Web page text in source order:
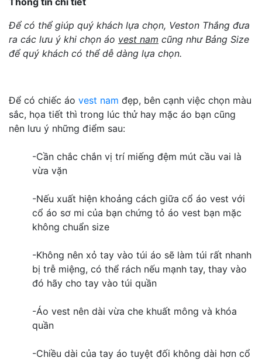
Để có thể giúp quý khách lựa chọn, Veston Thắng đưa
ra các lưu ý khi chọn áo vest nam cũng như Bảng Size
để quý khách có thể dễ dàng lựa chọn.
Để có chiếc áo vest nam đẹp, bên cạnh việc chọn màu
sắc, họa tiết thì trong lúc thử hay mặc áo bạn cũng
nên lưu ý những điểm sau:
-Cần chắc chắn vị trí miếng đệm mút cầu vai là
vừa vặn
-Nếu xuất hiện khoảng cách giữa cổ áo vest với
cổ áo sơ mi của bạn chứng tỏ áo vest bạn mặc
không chuẩn size
-Không nên xỏ tay vào túi áo sẽ làm túi rất nhanh
bị trễ miệng, có thể rách nếu mạnh tay, thay vào
đó hãy cho tay vào túi quần
-Áo vest nên dài vừa che khuất mông và khóa
quần
-Chiều dài của tay áo tuyệt đối không dài hơn cổ